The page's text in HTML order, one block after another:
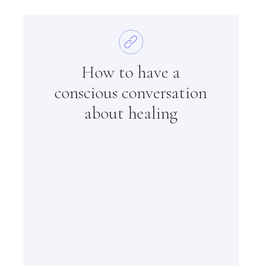
How to have a
conscious conversation
about healing